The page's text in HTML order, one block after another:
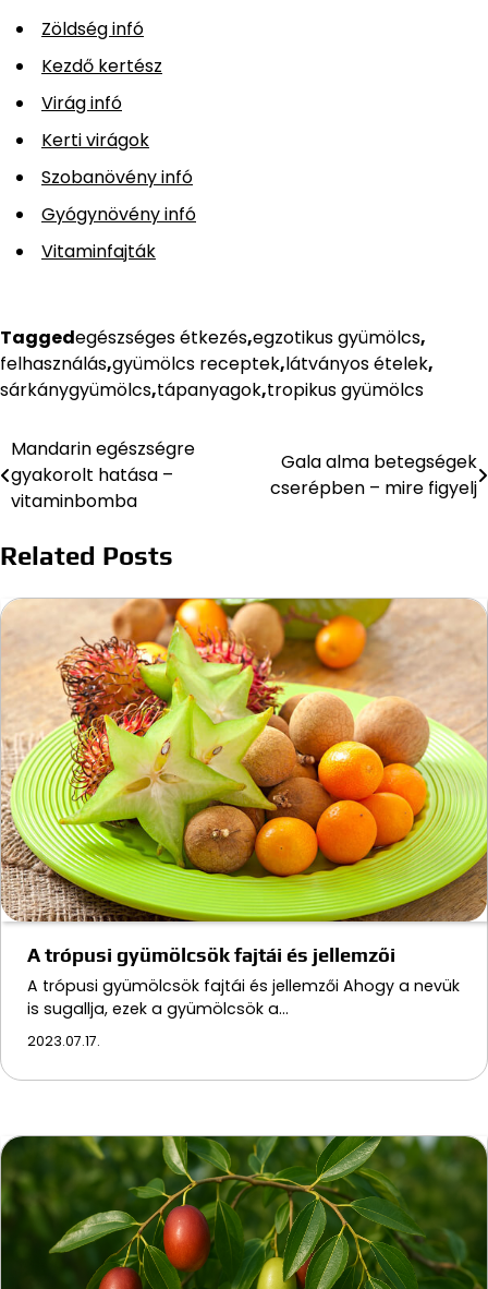
Zöldség infó
Kezdő kertész
Virág infó
Kerti virágok
Szobanövény infó
Gyógynövény infó
Vitaminfajták
Taggedegészséges étkezés,egzotikus gyümölcs,
felhasználás,gyümölcs receptek,látványos ételek,
sárkánygyümölcs,tápanyagok,tropikus gyümölcs
Bejegyzés
navigáció
Mandarin egészségre
gyakorolt hatása –
vitaminbomba
Gala alma betegségek
cserépben – mire figyelj
Related Posts
A trópusi gyümölcsök fajtái és jellemzői
A trópusi gyümölcsök fajtái és jellemzői Ahogy a nevük
is sugallja, ezek a gyümölcsök a…
2023.07.17.